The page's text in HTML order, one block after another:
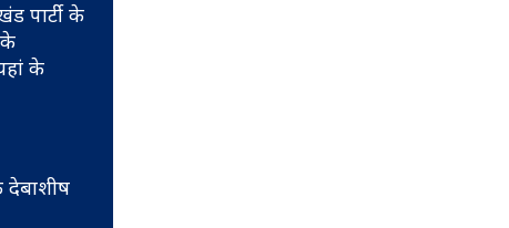
पार्टी के
के
के
देबाशीष